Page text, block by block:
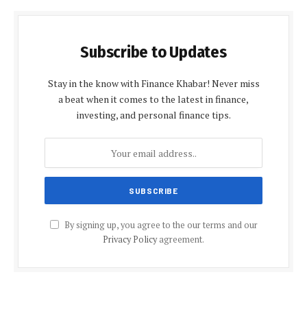
Subscribe to Updates
Stay in the know with Finance Khabar! Never miss
a beat when it comes to the latest in finance,
investing, and personal finance tips.
By signing up, you agree to the our terms and our
Privacy Policyagreement.